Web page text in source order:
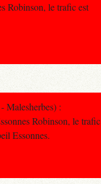
Robinson, le trafic est
:
Robinson, le trafic
Essonnes.